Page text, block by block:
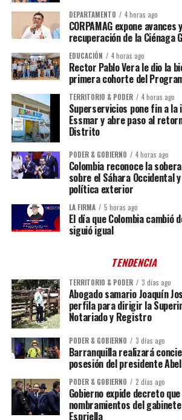
DEPARTAMENTO 4 horas ago
CORPAMAG expone
recuperación de la Ciénaga
EDUCACIÓN 4 horas ago
Rector Pablo Vera le dio la
primera cohorte del
TERRITORIO & PODER 4 horas ago
Superservicios pone fin a la
Essmar y abre paso al
Distrito
PODER & GOBIERNO 4 horas ago
Colombia reconoce la
sobre el Sáhara Occidental
política exterior
LA FIRMA 5 horas ago
El día que Colombia cambió
siguió igual
TENDENCIA
TERRITORIO & PODER 3 días ago
Abogado samario Joaquín
perfila para dirigir la
Notariado y Registro
PODER & GOBIERNO 3 días ago
Barranquilla realizará
posesión del presidente
PODER & GOBIERNO 2 días ago
Gobierno expide decreto
nombramientos del
Espriella